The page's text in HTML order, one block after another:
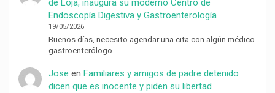
de Loja, inaugura su moderno Centro de
Endoscopía Digestiva y Gastroenterología
19/05/2026
Buenos días, necesito agendar una cita con algún médico
gastroenterólogo
Jose en Familiares y amigos de padre detenido
dicen que es inocente y piden su libertad